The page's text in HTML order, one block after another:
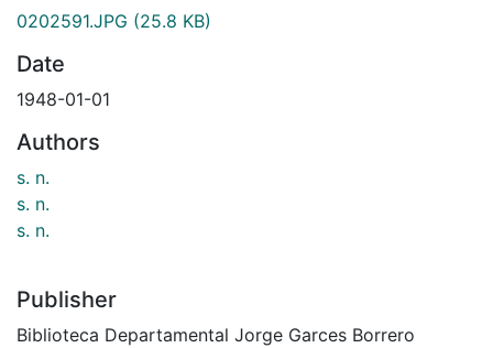
0202591.JPG (25.8 KB)
Date
1948-01-01
Authors
s. n.
s. n.
s. n.
Publisher
Biblioteca Departamental Jorge Garces Borrero